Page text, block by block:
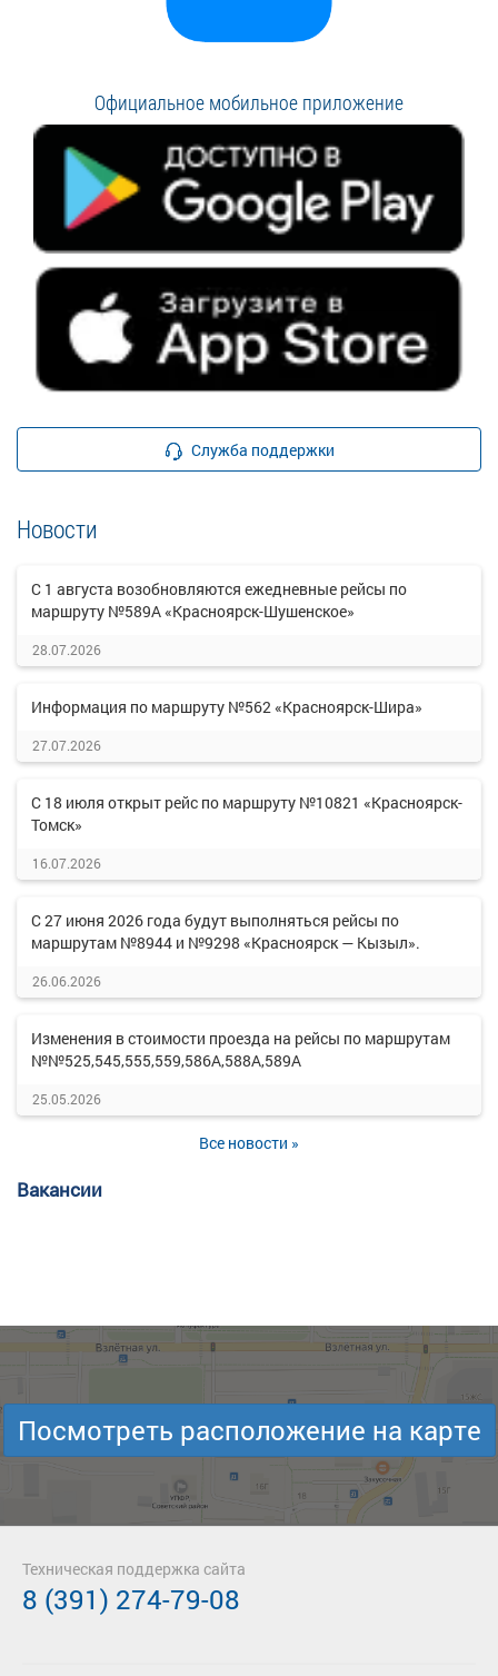
Официальное мобильное приложение
Служба поддержки
Новости
С 1 августа возобновляются ежедневные рейсы по
маршруту №589А «Красноярск-Шушенское»
28.07.2026
Информация по маршруту №562 «Красноярск-Шира»
27.07.2026
С 18 июля открыт рейс по маршруту №10821 «Красноярск-
Томск»
16.07.2026
С 27 июня 2026 года будут выполняться рейсы по
маршрутам №8944 и №9298 «Красноярск — Кызыл».
26.06.2026
Изменения в стоимости проезда на рейсы по маршрутам
№№525,545,555,559,586А,588А,589А
25.05.2026
Все новости »
Вакансии
Посмотреть расположение на карте
Техническая поддержка сайта
8 (391) 274-79-08